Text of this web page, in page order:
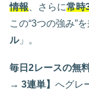
情報 、さらに常時
この“3つの強み”
ル」。
毎日2レースの無
→ 3連単】 へグレ